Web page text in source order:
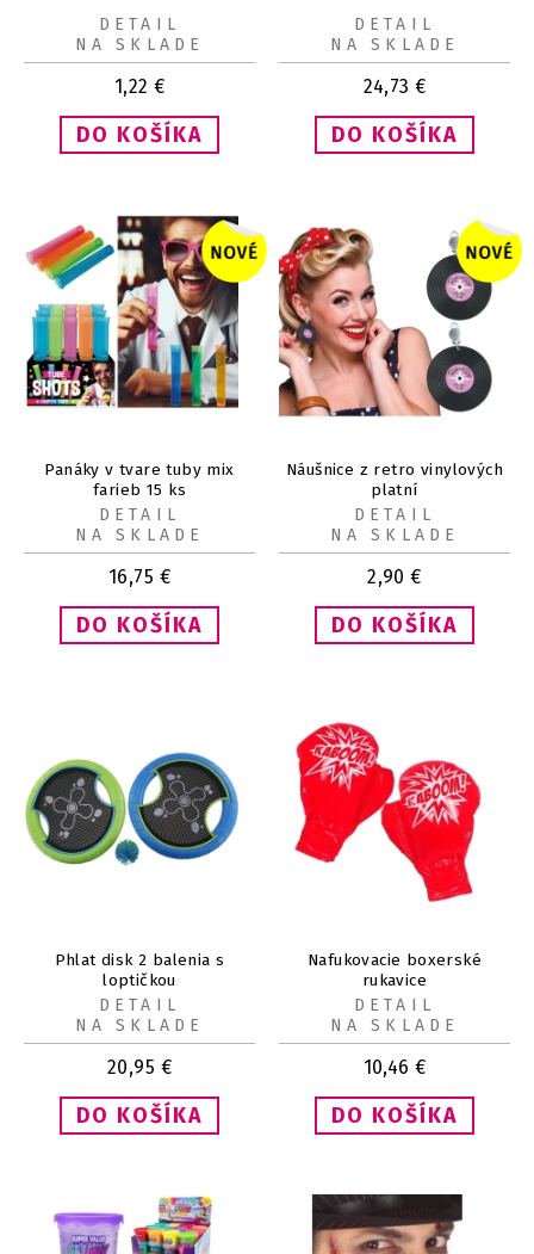
1,22 €
DETAIL
NA SKLADE
24,73 €
DETAIL
NA SKLADE
Panáky v tvare tuby mix
farieb 15 ks
16,75 €
DETAIL
NA SKLADE
Náušnice z retro vinylových
platní
2,90 €
DETAIL
NA SKLADE
Phlat disk 2 balenia s
loptičkou
20,95 €
DETAIL
NA SKLADE
Nafukovacie boxerské
rukavice
10,46 €
DETAIL
NA SKLADE